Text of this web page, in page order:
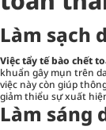
Làm sạch
Việc tẩy tế bào chết
khuẩn gây mụn trên
việc này còn giúp
giảm thiểu sự xuất
Làm sáng